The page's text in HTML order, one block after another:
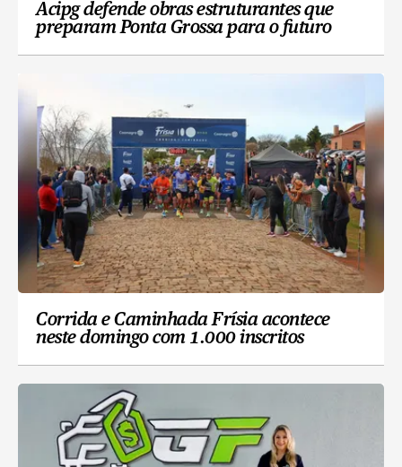
Acipg defende obras estruturantes que
preparam Ponta Grossa para o futuro
Corrida e Caminhada Frísia acontece
neste domingo com 1.000 inscritos